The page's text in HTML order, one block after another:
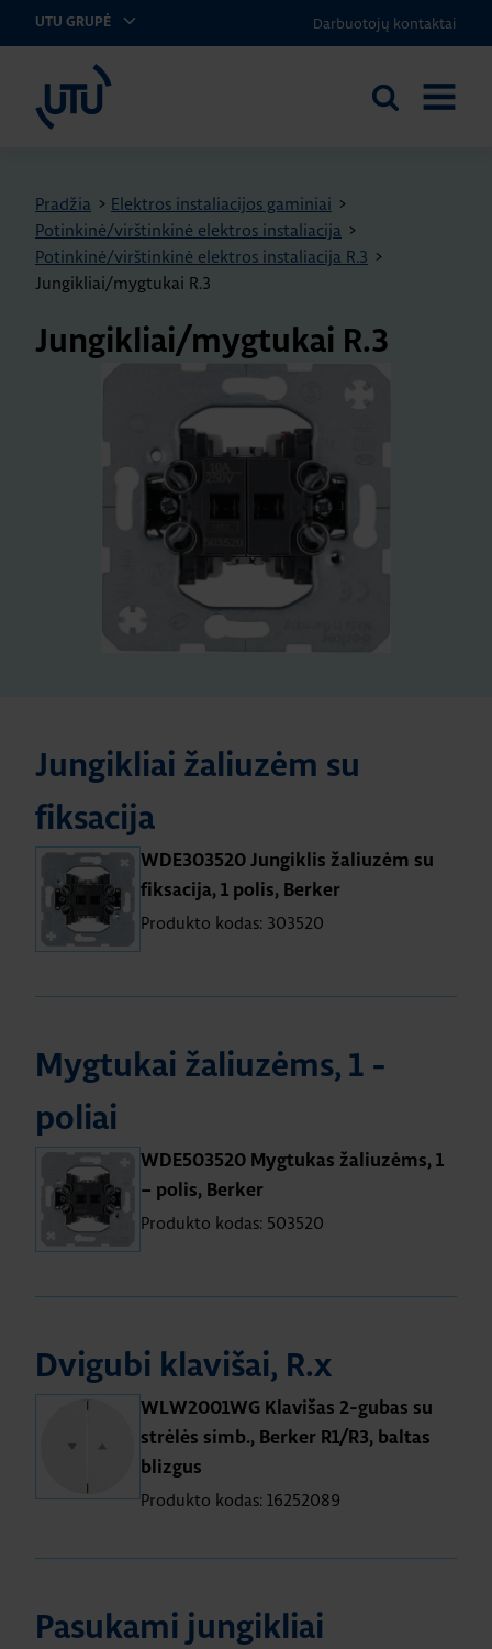
UTU GRUPĖ Darbuotojų kontaktai
UTU Lithuania
Ieškoti
Pradžia > Elektros instaliacijos gaminiai >
Potinkinė/virštinkinė elektros instaliacija >
Potinkinė/virštinkinė elektros instaliacija R.3 >
Jungikliai/mygtukai R.3
Jungikliai/mygtukai R.3
Jungikliai žaliuzėm su
fiksacija
WDE303520 Jungiklis žaliuzėm su
fiksacija, 1 polis, Berker
Produkto kodas: 303520
Mygtukai žaliuzėms, 1 -
poliai
WDE503520 Mygtukas žaliuzėms, 1
– polis, Berker
Produkto kodas: 503520
Dvigubi klavišai, R.x
WLW2001WG Klavišas 2-gubas su
strėlės simb., Berker R1/R3, baltas
blizgus
Produkto kodas: 16252089
Pasukami jungikliai